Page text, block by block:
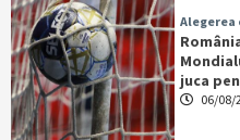
juca
06/08/